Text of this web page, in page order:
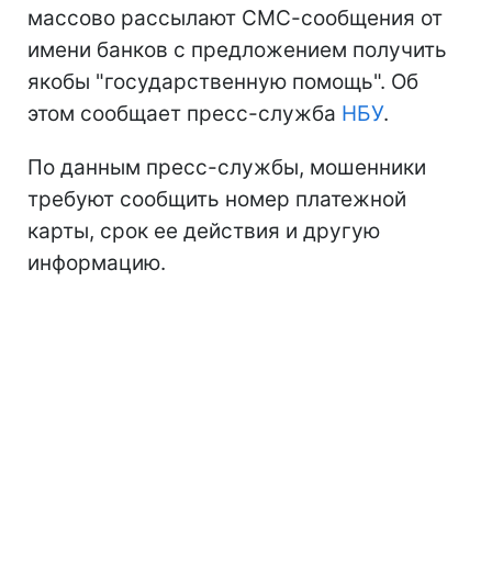
массово рассылают СМС-сообщения от
имени банков с предложением получить
якобы "государственную помощь". Об
этом сообщает пресс-служба НБУ.
По данным пресс-службы, мошенники
требуют сообщить номер платежной
карты, срок ее действия и другую
информацию.